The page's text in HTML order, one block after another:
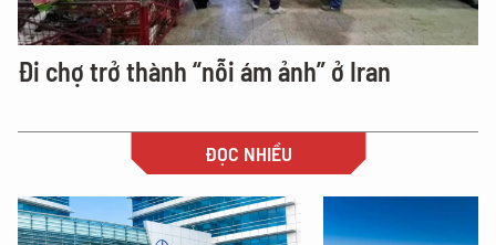
Đi chợ trở thành “nỗi ám ảnh” ở Iran
ĐỌC NHIỀU